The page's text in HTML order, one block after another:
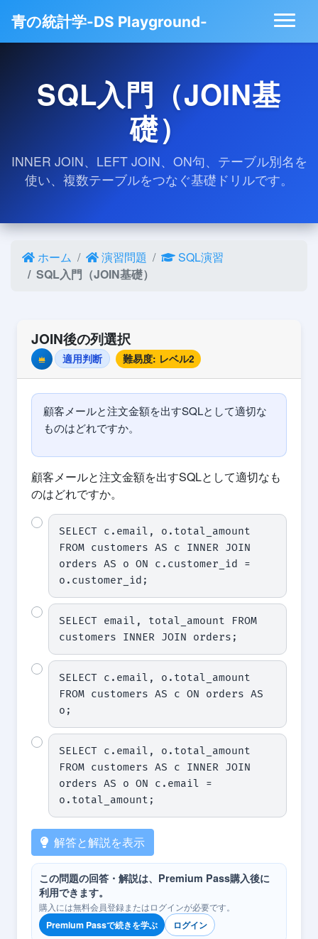
青の統計学-DS Playground-
SQL入門（JOIN基
礎）
INNER JOIN、LEFT JOIN、ON句、テーブル別名を
使い、複数テーブルをつなぐ基礎ドリルです。
ホーム 演習問題
SQL演習
SQL入門（JOIN基礎）
JOIN後の列選択
Premium適用判断 難易度: レベル2
顧客メールと注文金額を出すSQLとして適切な
ものはどれですか。
顧客メールと注文金額を出すSQLとして適切なも
のはどれですか。
SELECT c.email, o.total_amount
FROM customers AS c INNER JOIN
orders AS o ON c.customer_id =
o.customer_id;
SELECT email, total_amount FROM
customers INNER JOIN orders;
SELECT c.email, o.total_amount
FROM customers AS c ON orders AS
o;
SELECT c.email, o.total_amount
FROM customers AS c INNER JOIN
orders AS o ON c.email =
o.total_amount;
解答と解説を表示
この問題の回答・解説は、Premium Pass購入後に
利用できます。
購入には無料会員登録またはログインが必要です。
Premium Passで続きを学ぶ
ログイン